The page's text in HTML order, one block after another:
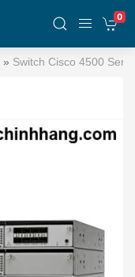
0
» Switch Cisco 4500